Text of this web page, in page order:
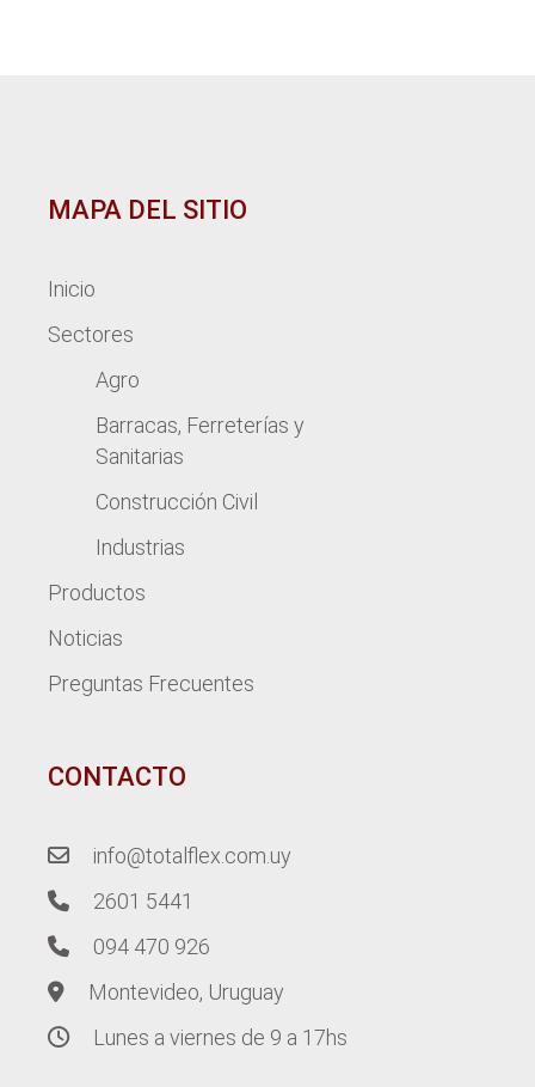
MAPA DEL SITIO
Inicio
Sectores
Agro
Barracas, Ferreterías y
Sanitarias
Construcción Civil
Industrias
Productos
Noticias
Preguntas Frecuentes
CONTACTO
info@totalflex.com.uy
2601 5441
094 470 926
Montevideo, Uruguay
Lunes a viernes de 9 a 17hs